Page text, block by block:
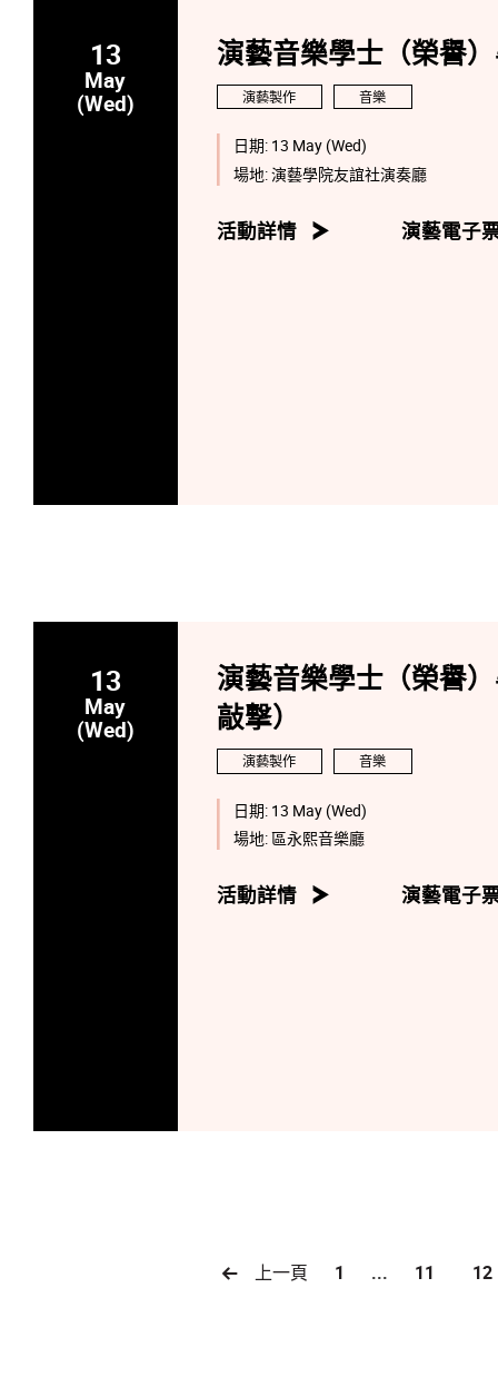
13
May
(Wed)
演藝音樂學士（榮譽
演藝製作 音樂
日期: 13 May (Wed)
場地:演藝學院友誼社演奏廳
活動詳情 演藝電子
13
May
(Wed)
演藝音樂學士（榮譽
敲撃）
演藝製作 音樂
日期: 13 May (Wed)
場地:區永熙音樂廳
活動詳情 演藝電子
上一頁 1 ... 11 12